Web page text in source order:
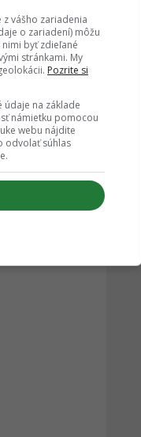
vášho zariadenia
o zariadení) môžu
byť zdieľané
stránkami. My
Pozrite si
na základe
námietku pomocou
webu nájdite
odvolať súhlas